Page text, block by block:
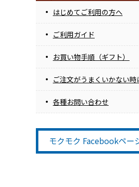
はじめてご利用の方へ
ご利用ガイド
お買い物手順（ギフト）
ご注文がうまくいかない時
各種お問い合わせ
モクモク Facebookペー